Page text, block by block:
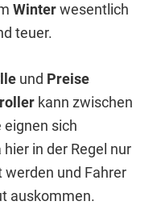
Winterwesentlich
teuer.
und Preise
kann zwischen
eignen sich
hier in der Regel nur
und Fahrer
auskommen.